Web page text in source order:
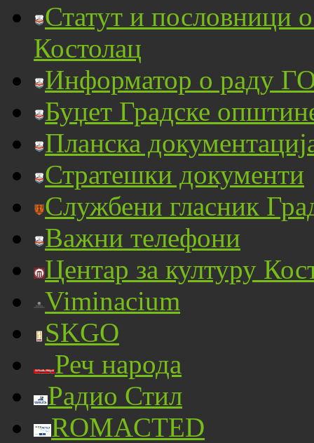
Статут и пословници
Костолац
Информатор о раду
Буџет Градске
Планска
Стратешки документи
Службени гласник
Важни телефони
Центар за културу
Viminacium
SKGO
Реч народа
Радио Стил
ROMACTED